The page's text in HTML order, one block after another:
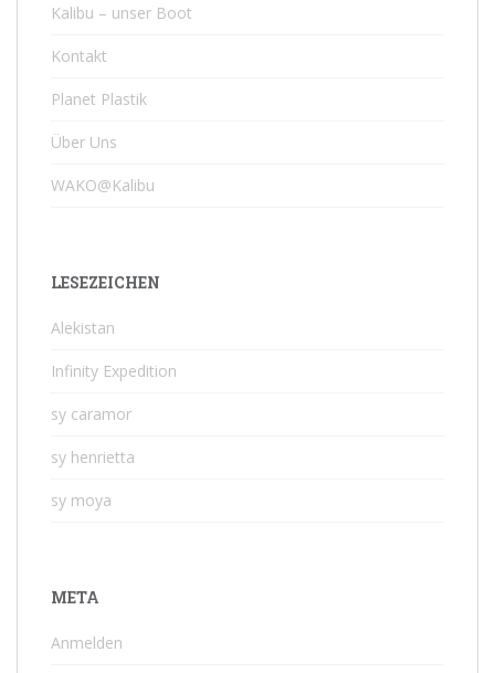
Kalibu – unser Boot
Kontakt
Planet Plastik
Über Uns
WAKO@Kalibu
LESEZEICHEN
Alekistan
Infinity Expedition
sy caramor
sy henrietta
sy moya
META
Anmelden